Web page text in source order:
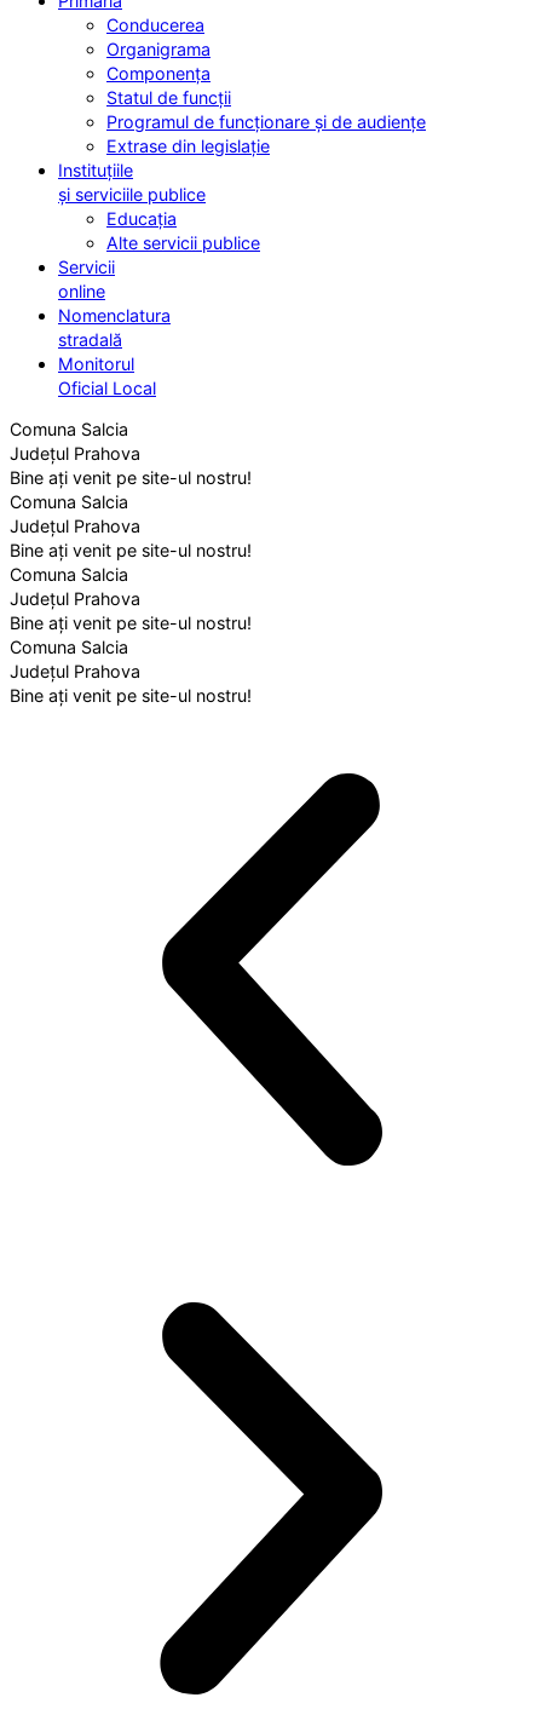
Conducerea
Organigrama
Componența
Statul de funcții
Programul de funcționare și de audiențe
Extrase din legislație
Instituțiile
și serviciile publice
Educația
Alte servicii publice
Servicii
online
Nomenclatura
stradală
Monitorul
Oficial Local
Comuna Salcia
Județul Prahova
Bine ați venit pe site-ul nostru!
Comuna Salcia
Județul Prahova
Bine ați venit pe site-ul nostru!
Comuna Salcia
Județul Prahova
Bine ați venit pe site-ul nostru!
Comuna Salcia
Județul Prahova
Bine ați venit pe site-ul nostru!